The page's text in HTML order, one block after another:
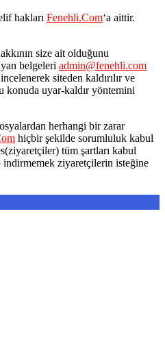
hakları Fenehli.Com‘a aittir.
size ait olduğunu
belgeleri admin@fenehli.com
siteden kaldırılır ve
konuda uyar-kaldır yöntemini
herhangi bir zarar
hiçbir şekilde sorumluluk kabul
tüm şartları kabul
indirmemek ziyaretçilerin isteğine